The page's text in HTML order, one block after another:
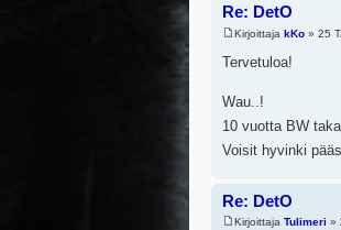
Re: DetO
Kirjoittaja kKo » 25
Tervetuloa!
Wau..!
10 vuotta BW
Voisit hyvinki
Re: DetO
Kirjoittaja Tulimeri »